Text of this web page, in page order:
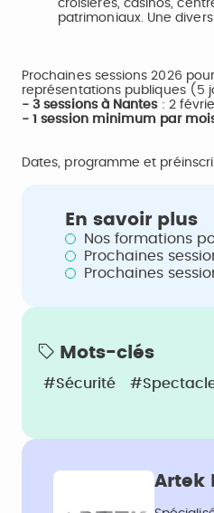
croisières, casinos,
patrimoniaux. Une
Prochaines sessions 2026
représentations publiques (5
- 3 sessions à Nantes : 2
- 1 session minimum par
Dates, programme et
En savoir plus
Nos formations
Prochaines
Prochaines
Mots-clés
#Sécurité
Artek